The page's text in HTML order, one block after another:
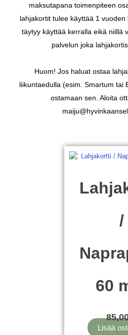
maksutapana toimenpiteen
lahjakortit tulee käyttää 1
täytyy käyttää kerralla eikä niillä
palvelun joka
Huom! Jos haluat ostaa
liikuntaedulla (esim. Smartum tai
ostamaan sen. Aloita
/
60
Lisää